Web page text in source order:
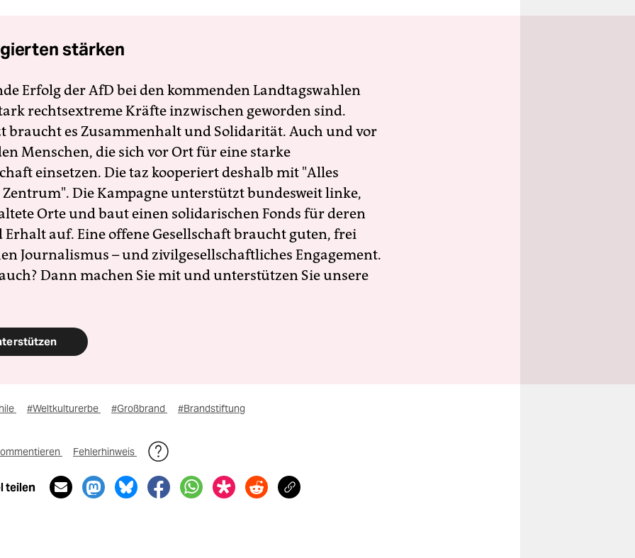
stärken
Erfolg der AfD bei den kommenden Landtagswahlen
rechtsextreme Kräfte inzwischen geworden sind.
braucht es Zusammenhalt und Solidarität. Auch und vor
Menschen, die sich vor Ort für eine starke
einsetzen. Die taz kooperiert deshalb mit "Alles
Die Kampagne unterstützt bundesweit linke,
Orte und baut einen solidarischen Fonds für deren
Erhalt auf. Eine offene Gesellschaft braucht guten, frei
Journalismus – und zivilgesellschaftliches Engagement.
Dann machen Sie mit und unterstützen Sie unsere
#Weltkulturerbe #Großbrand #Brandstiftung
Fehlerhinweis
teilen